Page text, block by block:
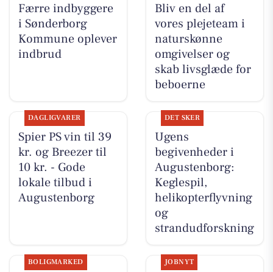
Færre indbyggere
i Sønderborg
Kommune oplever
indbrud
Bliv en del af
vores plejeteam i
naturskønne
omgivelser og
skab livsglæde for
beboerne
DAGLIGVARER
Spier PS vin til 39
kr. og Breezer til
10 kr. - Gode
lokale tilbud i
Augustenborg
DET SKER
Ugens
begivenheder i
Augustenborg:
Keglespil,
helikopterflyvning
og
strandudforskning
BOLIGMARKED JOBNYT